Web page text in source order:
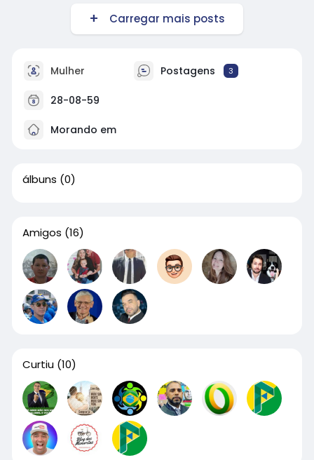
Carregar mais posts
Mulher Postagens 3
28-08-59
Morando em
álbuns (0)
Amigos (16)
Curtiu (10)